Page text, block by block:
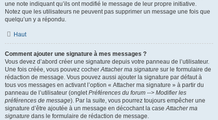
une note indiquant qu’ils ont modifié le message de leur propre initiative.
Notez que les utilisateurs ne peuvent pas supprimer un message une fois que
quelqu’un y a répondu.
Haut
Comment ajouter une signature à mes messages ?
Vous devez d’abord créer une signature depuis votre panneau de l’utilisateur.
Une fois créée, vous pouvez cocherAttacher ma signature sur le formulaire de
rédaction de message. Vous pouvez aussi ajouter la signature par défaut à
tous vos messages en activant l’option « Attacher ma signature » à partir du
panneau de l’utilisateur (ongletPréférences du forum --> Modifier les
préférences de message). Par la suite, vous pourrez toujours empêcher une
signature d’être ajoutée à un message en décochant la caseAttacher ma
signature dans le formulaire de rédaction de message.